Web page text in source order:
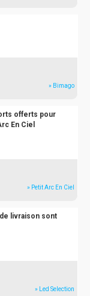
» Bimago
offerts pour
En Ciel
» Petit Arc En Ciel
livraison sont
» Led Selection